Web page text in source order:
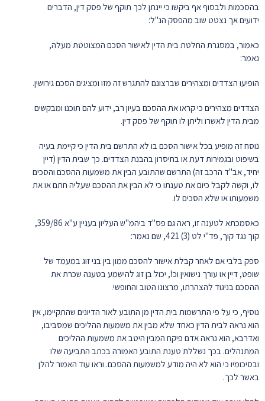
בהסכמות ולבסוף אף ביקשו כי יינתן לכך תוקף של פסק דין, הדברים
ידועים אך נצטט שוב מהפסק הנ"ל:
כאמור, במסגרת החלטת בית הדין לאישור הסכם המצוטטת מעלה,
נאמר:
הופיעו הצדדים ומצהירים שברצונם להתגרש זה מזו ומציגים הסכם גירושין.
הצדדים מצהירים כי קראו את ההסכם בעיון רב, ידוע להם תוכנו ומבקשים
מבית הדין לאשרו וליתן לו תוקף של פסק דין.
נוסח זה מופיע בכל אישור הסכם בו לא התרשם בית הדין כי קיימת בעיה
בשיפוט ובגמירות דעת או בחיסרון בהבנת הצדדים. כך שבית הדין (דיין
יחיד, אב"ד הרכב זה) התרשם שהתובע הבין את משמעות ההסכם והסכים
לו, וקשה לקבל כיום את טענתו כי לא הבין את ההסכם שעליה חתם או את
משמעותו או שלא הסכים לו.
כאסמכתא לטענה זו, ראה גם פס"ד ביהמ"ש העליון בעניין ע"א 359/86,
קוך נגד קוך, פד"י לט (3) 421, שם נאמר:
ספק בלבי אם לאחר קבלת אישור להסכם ממון בין בני זוג במעמד של
שופט, דיין או עורך נישואין וכו', יכול בן זוג להישמע בטענה שכרת את
ההסכם בניגוד להצהרתו, מרצונו הטוב והחופשי.
נוסיף, כי על פי התרשמות בית הדין מן התובע לאור הדיונים שהתקיימו, אין
הוא נראה לבית הדין כאחד שלא מבין את משמעות ההליכים שמסביבו,
ואדרבא, הוא נראה אדם פיקח המבין היטב את משמעות ההליכים
המתנהלים. בכך נשללת טענת התובע האמורה בכתב התביעה שלו
ובסיכומיו כי הוא לא היה מודע למשמעות ההסכם. וראו עוד האמור להלן
באשר לכך.